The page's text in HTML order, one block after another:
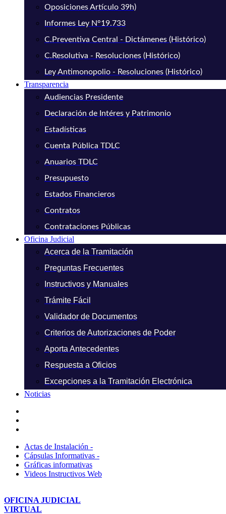
Oposiciones Artículo 39h)
Informes Ley N°19.733
C.Preventiva Central - Dictámenes (Histórico)
C.Resolutiva - Resoluciones (Histórico)
Ley Antimonopolio - Resoluciones (Histórico)
Transparencia
Audiencias Presidente
Declaración de Intéres y Patrimonio
Estadísticas
Cuenta Pública TDLC
Anuarios TDLC
Presupuesto
Estados Financieros
Contratos
Contrataciones Públicas
Oficina Judicial
Acerca de la Tramitación
Preguntas Frecuentes
Instructivos y Manuales
Trámite Fácil
Validador de Documentos
Criterios de Autorizaciones de Poder
Aporta Antecedentes
Respuesta a Oficios
Excepciones a la Tramitación Electrónica
Noticias
Actas de Instalación -
Cápsulas Informativas -
Gráficas informativas
Videos Instructivos Web
OFICINA JUDICIAL
VIRTUAL